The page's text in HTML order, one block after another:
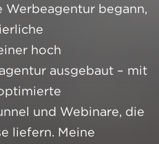
Werbeagentur begann,
hoch
ausgebaut – mit
und Webinare, die
liefern. Meine